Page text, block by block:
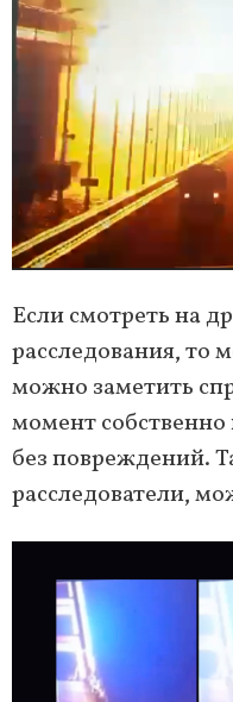
Если смотреть на
расследования, то
можно заметить
момент собственно
без повреждений.
расследователи,